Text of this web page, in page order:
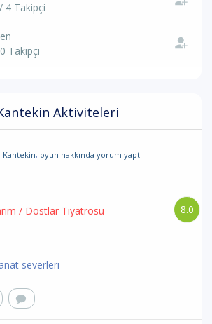
4 Takipçi
Takipçi
Aktiviteleri
, oyun hakkında yorum yaptı
8.0
/ Dostlar Tiyatrosu
severleri